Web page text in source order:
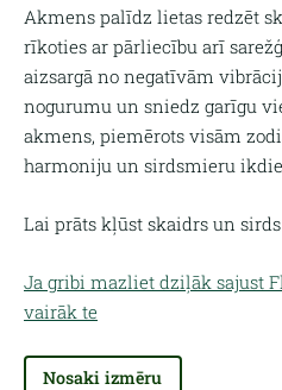
Akmens palīdz lietas redzēt
rīkoties ar pārliecību arī
aizsargā no negatīvām
nogurumu un sniedz garīgu
akmens, piemērots visām
harmoniju un sirdsmieru
Lai prāts kļūst skaidrs un
Ja gribi mazliet dziļāk sajust
vairāk te
Nosaki izmēru